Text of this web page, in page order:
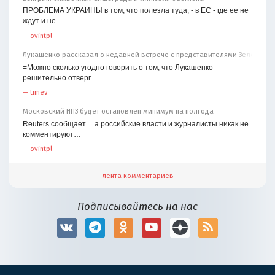
ПРОБЛЕМА УКРАИНЫ в том, что полезла туда, - в ЕС - где ее не
ждут и не…
— ovintpl
Лукашенко рассказал о недавней встрече с представителями
=Можно сколько угодно говорить о том, что Лукашенко
решительно отверг…
—timev
Московский НПЗ будет остановлен минимум на полгода
Reuters сообщает.... а российские власти и журналисты никак не
комментируют…
— ovintpl
лента комментариев
Подписывайтесь на нас